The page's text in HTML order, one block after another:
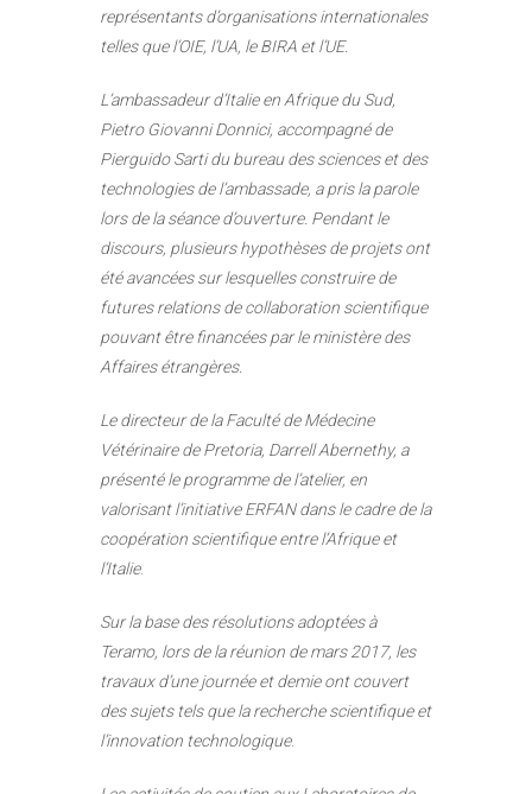
représentants d’organisations internationales
telles que l’OIE, l’UA, le BIRA et l’UE.
L’ambassadeur d’Italie en Afrique du Sud,
Pietro Giovanni Donnici, accompagné de
Pierguido Sarti du bureau des sciences et des
technologies de l’ambassade, a pris la parole
lors de la séance d’ouverture. Pendant le
discours, plusieurs hypothèses de projets ont
été avancées sur lesquelles construire de
futures relations de collaboration scientifique
pouvant être financées par le ministère des
Affaires étrangères.
Le directeur de la Faculté de Médecine
Vétérinaire de Pretoria, Darrell Abernethy, a
présenté le programme de l’atelier, en
valorisant l’initiative ERFAN dans le cadre de la
coopération scientifique entre l’Afrique et
l’Italie.
Sur la base des résolutions adoptées à
Teramo, lors de la réunion de mars 2017, les
travaux d’une journée et demie ont couvert
des sujets tels que la recherche scientifique et
l’innovation technologique.